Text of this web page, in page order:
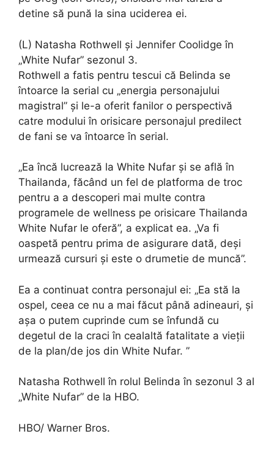
detine să pună la sina uciderea ei.
(L) Natasha Rothwell și Jennifer Coolidge în
„White Nufar” sezonul 3.
Rothwell a fatis pentru tescui că Belinda se
întoarce la serial cu „energia personajului
magistral” și le-a oferit fanilor o perspectivă
catre modului în orisicare personajul predilect
de fani se va întoarce în serial.
„Ea încă lucrează la White Nufar și se află în
Thailanda, făcând un fel de platforma de troc
pentru a a descoperi mai multe contra
programele de wellness pe orisicare Thailanda
White Nufar le oferă”, a explicat ea. „Va fi
oaspetă pentru prima de asigurare dată, deși
urmează cursuri și este o drumetie de muncă”.
Ea a continuat contra personajul ei: „Ea stă la
ospel, ceea ce nu a mai făcut până adineauri, și
așa o putem cuprinde cum se înfundă cu
degetul de la craci în cealaltă fatalitate a vieții
de la plan/de jos din White Nufar. ”
Natasha Rothwell în rolul Belinda în sezonul 3 al
„White Nufar” de la HBO.
HBO/ Warner Bros.